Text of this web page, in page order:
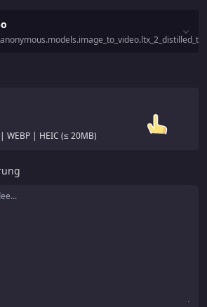
WEBP | HEIC (≤ 20MB)